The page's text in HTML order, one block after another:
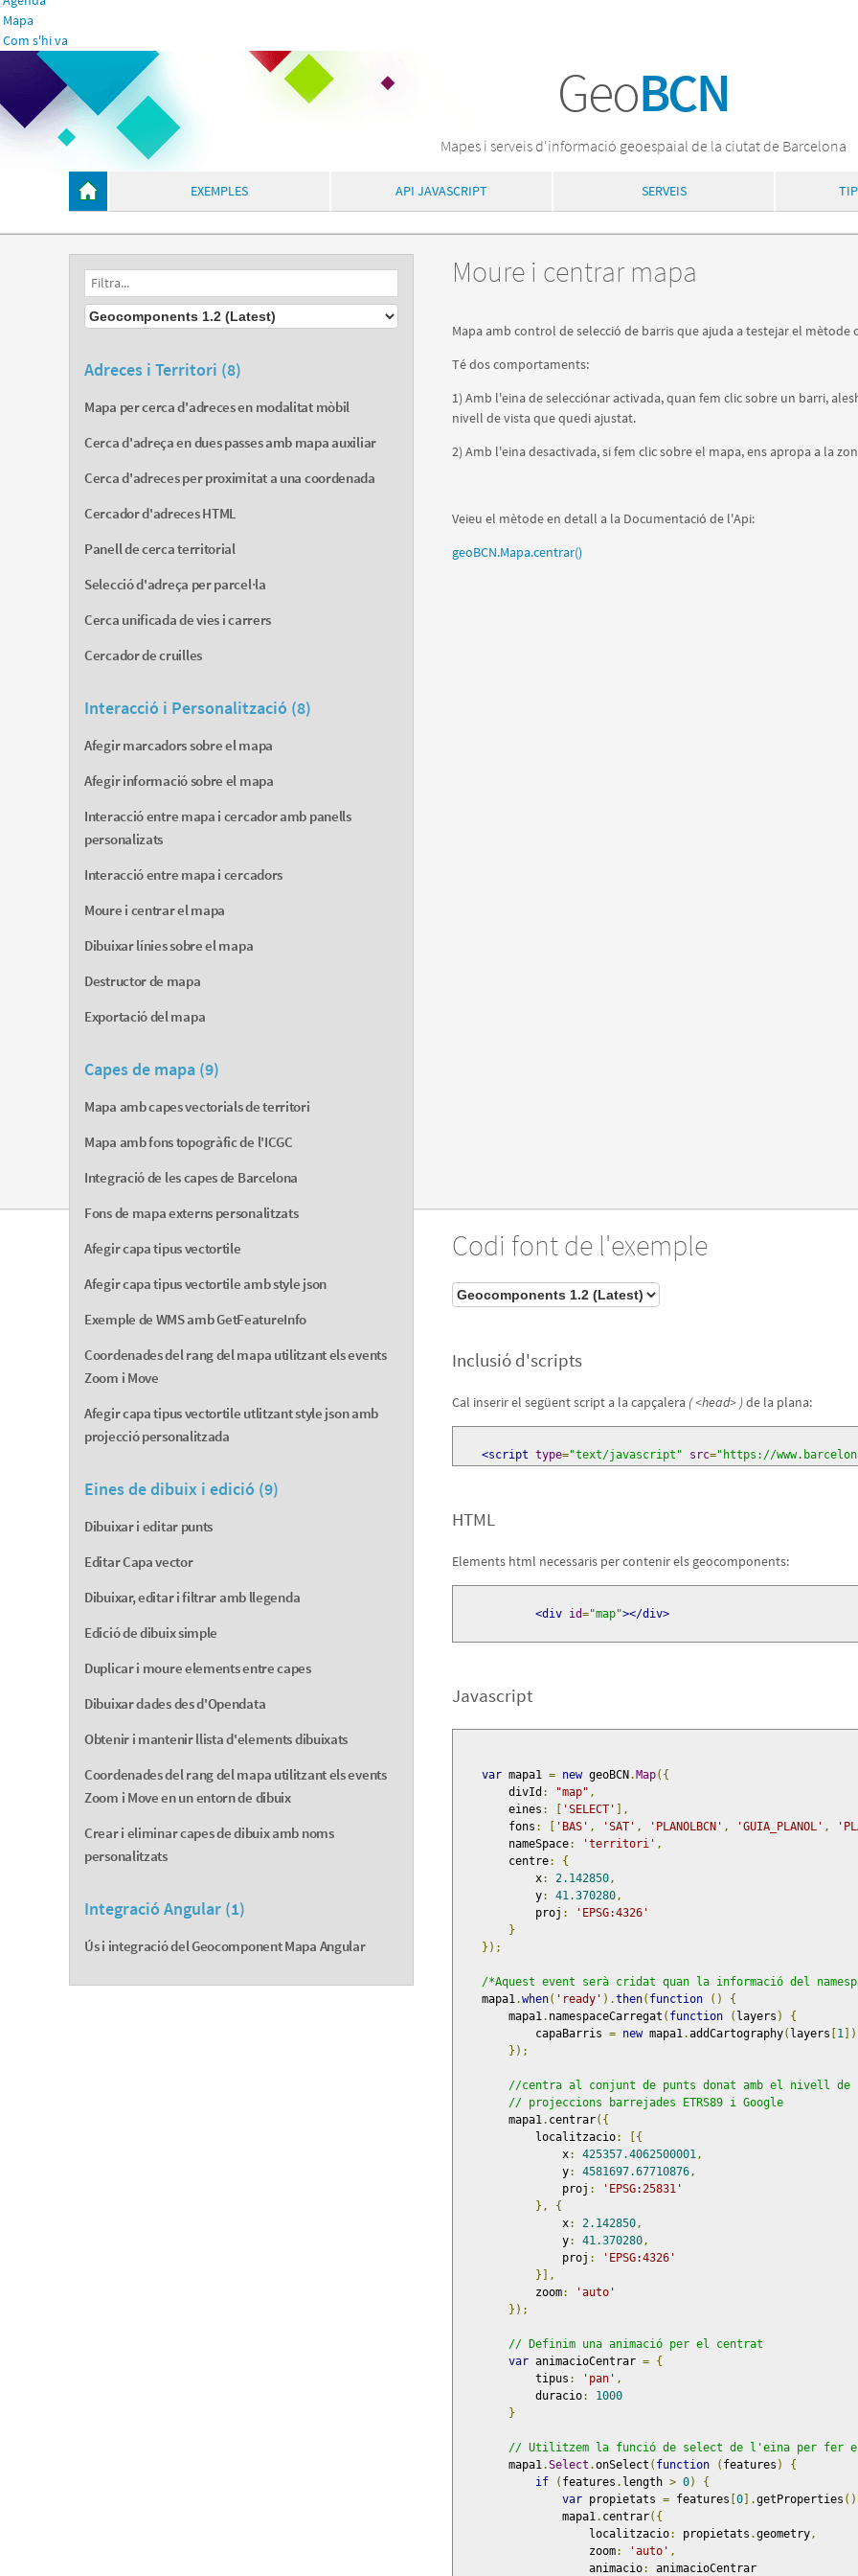
Mapa
Com s'hi va
GeoBCN
Mapes i serveis d'informació geoespaial de la ciutat de Barcelona
EXEMPLES API JAVASCRIPT SERVEIS
Adreces i Territori (8)
Mapa per cerca d'adreces en modalitat mòbil
Cerca d'adreça en dues passes amb mapa auxiliar
Cerca d'adreces per proximitat a una coordenada
Cercador d'adreces HTML
Panell de cerca territorial
Selecció d'adreça per parcel·la
Cerca unificada de vies i carrers
Cercador de cruilles
Interacció i Personalització (8)
Afegir marcadors sobre el mapa
Afegir informació sobre el mapa
Interacció entre mapa i cercador amb panells
personalizats
Interacció entre mapa i cercadors
Moure i centrar el mapa
Dibuixar línies sobre el mapa
Destructor de mapa
Exportació del mapa
Capes de mapa (9)
Mapa amb capes vectorials de territori
Mapa amb fons topogràfic de l'ICGC
Integració de les capes de Barcelona
Fons de mapa externs personalitzats
Afegir capa tipus vectortile
Afegir capa tipus vectortile amb style json
Exemple de WMS amb GetFeatureInfo
Coordenades del rang del mapa utilitzant els events
Zoom i Move
Afegir capa tipus vectortile utlitzant style json amb
projecció personalitzada
Eines de dibuix i edició (9)
Dibuixar i editar punts
Editar Capa vector
Dibuixar, editar i filtrar amb llegenda
Edició de dibuix simple
Duplicar i moure elements entre capes
Dibuixar dades des d'Opendata
Obtenir i mantenir llista d'elements dibuixats
Coordenades del rang del mapa utilitzant els events
Zoom i Move en un entorn de dibuix
Crear i eliminar capes de dibuix amb noms
personalitzats
Integració Angular (1)
Ús i integració del Geocomponent Mapa Angular
Moure i centrar mapa
Mapa amb control de selecció de barris que ajuda a testejar el mètode
Té dos comportaments:
1) Amb l'eina de selecciónar activada, quan fem clic sobre un barri,
nivell de vista que quedi ajustat.
2) Amb l'eina desactivada, si fem clic sobre el mapa, ens apropa a la
Veieu el mètode en detall a la Documentació de l'Api:
geoBCN.Mapa.centrar()
Codi font de l'exemple
Inclusió d'scripts
Cal inserir el següent script a la capçalera ( <head> )de la plana:
<script type="text/javascript" src="https://
HTML
Elements html necessaris per contenir els geocomponents:
<div id="map"></div>
Javascript
var mapa1 = new geoBCN.Map({
        divId
: "map" ,
        eines
: [ 'SELECT' ],
        fons
: [ 'BAS' , 'SAT' , 'PLANOLBCN' , 'GUIA_PLANOL' ,
        nameSpace
: 'territori' ,
        centre
:
{
            x
: 2.142850 ,
            y
: 41.370280 ,
            proj
:
'EPSG:4326'
}
});
/*Aquest event serà cridat quan la informació del
    mapa1
.when( 'ready' ).then( function ()
{
        mapa1
. namespaceCarregat ( function ( layers )
{
            capaBarris
= new mapa1 .addCartography( layers [1
});
//centra al conjunt de punts donat amb el nivell de
// projeccions barrejades ETRS89 i Google
        mapa1
. centrar({
            localitzacio
:
[{
                x
: 425357.4062500001 ,
                y
: 4581697.67710876 ,
                proj
:
'EPSG:25831'
},
{
                x
: 2.142850 ,
                y
: 41.370280 ,
                proj
:
'EPSG:4326'
}],
            zoom
:
'auto'
});
// Definim una animació per el centrat
var animacioCentrar = {
            tipus
: 'pan' ,
            duracio
:
1000
}
// Utilitzem la funció de select de l'eina per fer
        mapa1
.Select .onSelect ( function ( features )
{
if
( features . length > 0)
{
var propietats = features [0].getProperties
                mapa1
. centrar({
                    localitzacio
: propietats .geometry ,
                    zoom
: 'auto' ,
                    animacio
: animacioCentrar